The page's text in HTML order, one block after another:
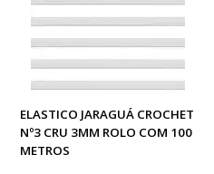
ELASTICO JARAGUÁ CROCHET
Nº3 CRU 3MM ROLO COM 100
METROS